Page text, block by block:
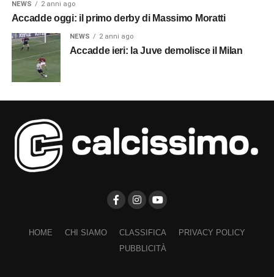
NEWS 2 anni ago
Accadde oggi: il primo derby di Massimo Moratti
NEWS 2 anni ago
Accadde ieri: la Juve demolisce il Milan
HOME CHI SIAMO CLASSIFICA
PRIVACY POLICY
PUBBLICITÀ